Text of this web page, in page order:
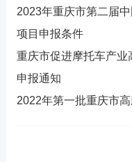
2023年重庆市第二届
项目申报条件
重庆市促进摩托车产业
申报通知
2022年第一批重庆市